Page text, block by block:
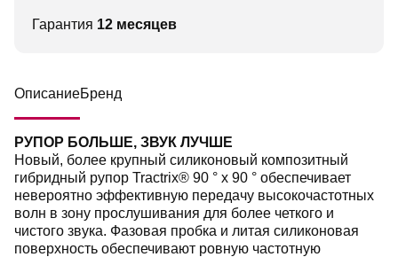
Гарантия 12 месяцев
ОписаниеБренд
РУПОР БОЛЬШЕ, ЗВУК ЛУЧШЕ
Новый, более крупный силиконовый композитный
гибридный рупор Tractrix® 90 ° x 90 ° обеспечивает
невероятно эффективную передачу высокочастотных
волн в зону прослушивания для более четкого и
чистого звука. Фазовая пробка и литая силиконовая
поверхность обеспечивают ровную частотную